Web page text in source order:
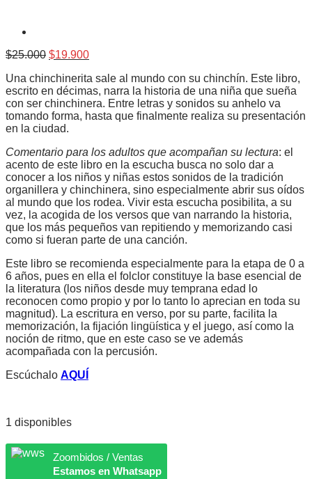
$25.000 El
original
era:
$25.000.
$19.900El
actual
es:
$19.900.
Una chinchinerita sale al mundo con su chinchín. Este libro,
escrito en décimas, narra la historia de una niña que sueña
con ser chinchinera. Entre letras y sonidos su anhelo va
tomando forma, hasta que finalmente realiza su presentación
en la ciudad.
Comentario para los adultos que acompañan su lectura: el
acento de este libro en la escucha busca no solo dar a
conocer a los niños y niñas estos sonidos de la tradición
organillera y chinchinera, sino especialmente abrir sus oídos
al mundo que los rodea. Vivir esta escucha posibilita, a su
vez, la acogida de los versos que van narrando la historia,
que los más pequeños van repitiendo y memorizando casi
como si fueran parte de una canción.
Este libro se recomienda especialmente para la etapa de 0 a
6 años, pues en ella el folclor constituye la base esencial de
la literatura (los niños desde muy temprana edad lo
reconocen como propio y por lo tanto lo aprecian en toda su
magnitud). La escritura en verso, por su parte, facilita la
memorización, la fijación lingüística y el juego, así como la
noción de ritmo, que en este caso se ve además
acompañada con la percusión.
Escúchalo AQUÍ
1 disponibles
Zoombidos / Ventas
Estamos en Whatsapp